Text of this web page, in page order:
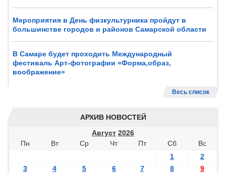
Мероприятия в День физкультурника пройдут в
большинстве городов и районов Самарской области
В Самаре будет проходить Международный
фестиваль Арт-фотографии «Форма,образ,
воображение»
Весь список
АРХИВ НОВОСТЕЙ
Август 2026
Пн
Вт Ср Чт Пт Сб
Вс
1
2
3
4 5 6 7 8
9